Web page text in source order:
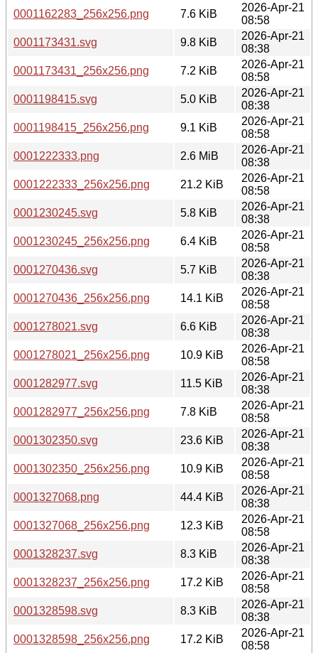
0001162283_256x256.png
7.6 KiB
2026-Apr-21
08:58
0001173431.svg
9.8 KiB
2026-Apr-21
08:38
0001173431_256x256.png
7.2 KiB
2026-Apr-21
08:58
0001198415.svg
5.0 KiB
2026-Apr-21
08:38
0001198415_256x256.png
9.1 KiB
2026-Apr-21
08:58
0001222333.png
2.6 MiB
2026-Apr-21
08:38
0001222333_256x256.png
21.2 KiB
2026-Apr-21
08:58
0001230245.svg
5.8 KiB
2026-Apr-21
08:38
0001230245_256x256.png
6.4 KiB
2026-Apr-21
08:58
0001270436.svg
5.7 KiB
2026-Apr-21
08:38
0001270436_256x256.png
14.1 KiB
2026-Apr-21
08:58
0001278021.svg
6.6 KiB
2026-Apr-21
08:38
0001278021_256x256.png
10.9 KiB
2026-Apr-21
08:58
0001282977.svg
11.5 KiB
2026-Apr-21
08:38
0001282977_256x256.png
7.8 KiB
2026-Apr-21
08:58
0001302350.svg
23.6 KiB
2026-Apr-21
08:38
0001302350_256x256.png
10.9 KiB
2026-Apr-21
08:58
0001327068.png
44.4 KiB
2026-Apr-21
08:38
0001327068_256x256.png
12.3 KiB
2026-Apr-21
08:58
0001328237.svg
8.3 KiB
2026-Apr-21
08:38
0001328237_256x256.png
17.2 KiB
2026-Apr-21
08:58
0001328598.svg
8.3 KiB
2026-Apr-21
08:38
0001328598_256x256.png
17.2 KiB
2026-Apr-21
08:58